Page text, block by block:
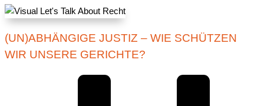
(UN)ABHÄNGIGE JUSTIZ – WIE SCHÜTZEN
WIR UNSERE GERICHTE?